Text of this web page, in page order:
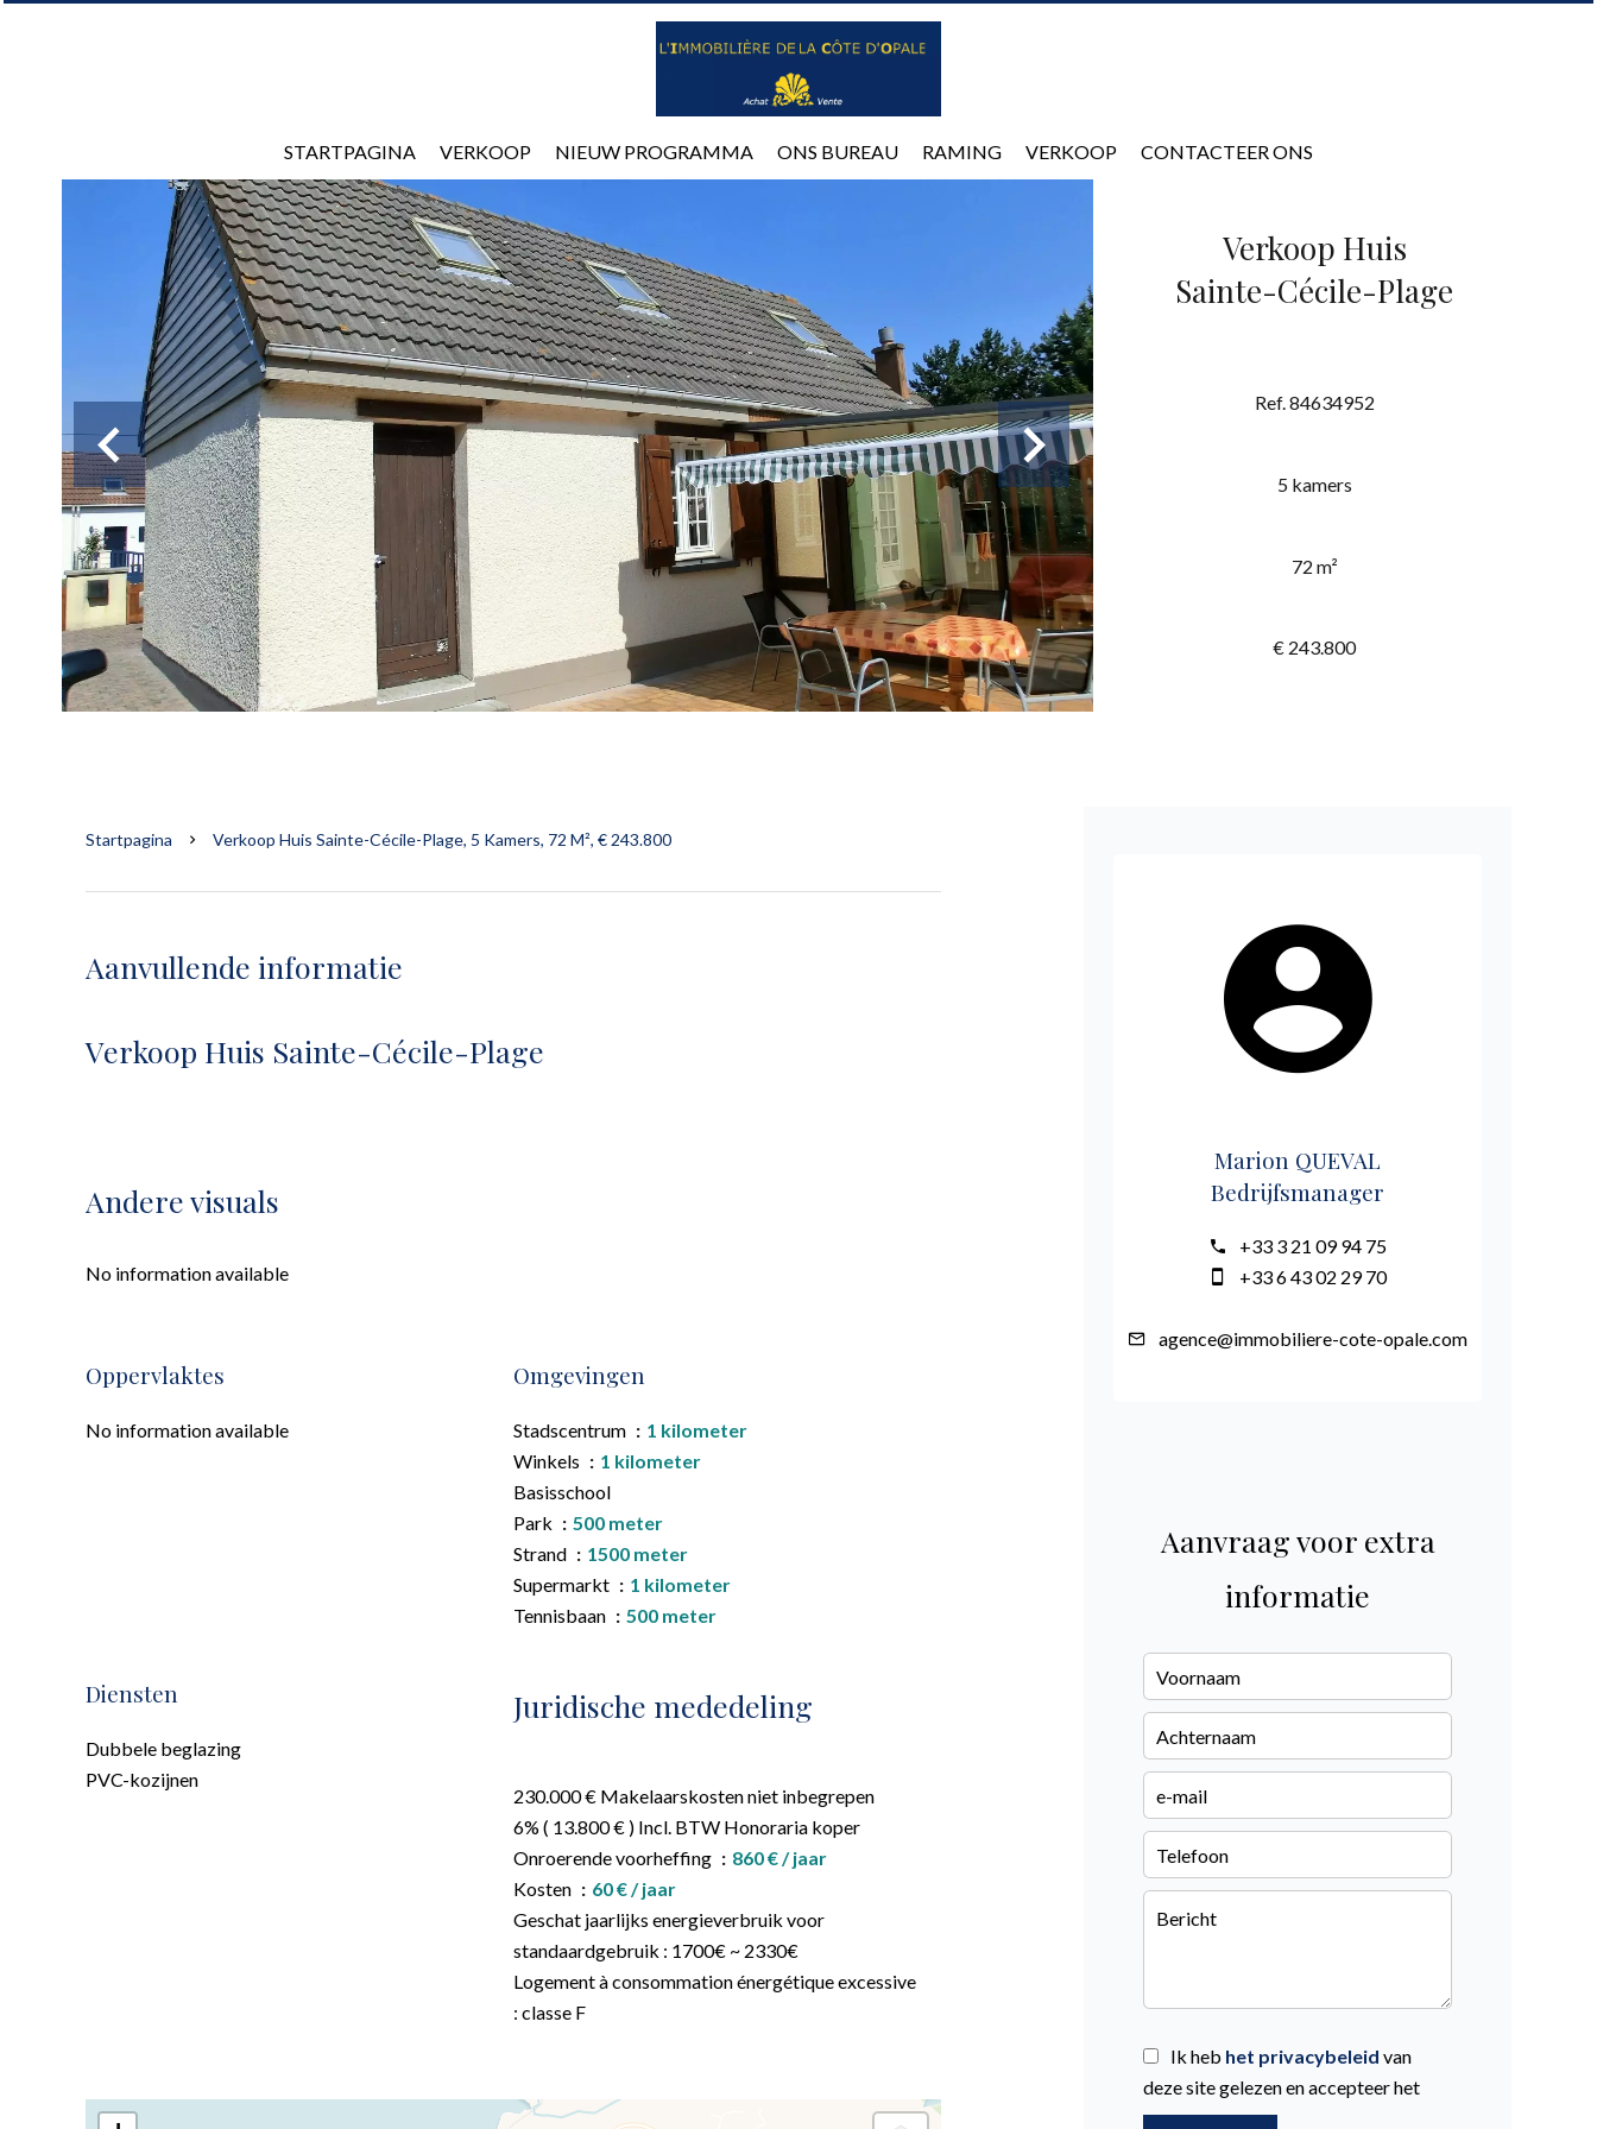
STARTPAGINA VERKOOP NIEUW PROGRAMMA ONS BUREAU RAMING VERKOOP CONTACTEER ONS
Verkoop Huis
Sainte-Cécile-Plage
Ref. 84634952
5 kamers
72 m²
€ 243.800
Startpagina Verkoop Huis Sainte-Cécile-Plage, 5 Kamers, 72 M², € 243.800
Aanvullende informatie
Verkoop Huis Sainte-Cécile-Plage
Andere visuals
No information available
Oppervlaktes
No information available
Omgevingen
Stadscentrum
1 kilometer
Winkels
1 kilometer
Basisschool
Park
500 meter
Strand
1500 meter
Supermarkt
1 kilometer
Tennisbaan
500 meter
Diensten
Dubbele beglazing
PVC-kozijnen
Juridische mededeling
230.000 € Makelaarskosten niet inbegrepen
6% ( 13.800 € ) Incl. BTW Honoraria koper
Onroerende voorheffing
860 € / jaar
Kosten
60 € / jaar
Geschat jaarlijks energieverbruik voor
standaardgebruik : 1700€ ~ 2330€
Logement à consommation énergétique excessive
: classe F
Marion QUEVAL
Bedrijfsmanager
+33 3 21 09 94 75
+33 6 43 02 29 70
agence@immobiliere-cote-opale.com
Aanvraag voor extra
informatie
Ik heb het privacybeleid van
deze site gelezen en accepteer het